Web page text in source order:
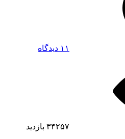
۱۱ دیدگاه
۳۴۲۵۷ بازدید